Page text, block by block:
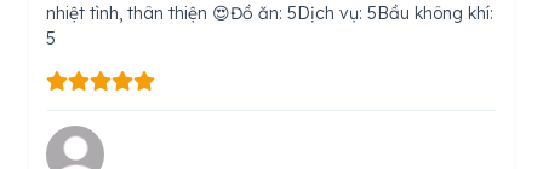
nhiệt tình, thân thiện 😍Đồ ăn: 5Dịch vụ: 5Bầu không khí:
5